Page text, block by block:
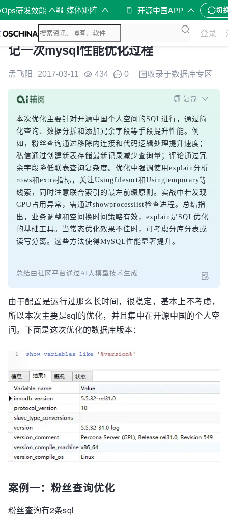
研发效能 媒体矩阵 开源中国APP 切
登录
记一次mysql性能优化过程
孟飞阳 2017-03-11 434 0 收录于数据库专区
复制
本次优化主要针对开源中国个人空间的SQL进行，通过简
化查询、数据分拆和添加冗余字段等手段提升性能。例
如，粉丝查询通过移除内连接和代码逻辑处理提升速度；
私信通过创建新表存储最新记录减少查询量；评论通过冗
余字段降低联表查询复杂度。优化中强调使用explain分析
rows和extra指标，关注Usingfilesort和Usingtemporary等
线索，同时注意联合索引的最左前缀原则。实战中若发现
CPU占用异常，需通过showprocesslist检查进程。总结指
出，业务调整和空间换时间策略有效，explain是SQL优化
的基础工具。当常态优化效果不佳时，可考虑分库分表或
读写分离。这些方法使得MySQL性能显著提升。
总结由社区平台通过AI大模型技术生成
由于配置是运行过那么长时间，很稳定，基本上不考虑，
所以本次主要是sql的优化，并且集中在开源中国的个人空
间。下面是这次优化的数据库版本：
案例一：粉丝查询优化
粉丝查询有2条sql